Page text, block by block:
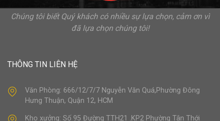
Chúng tôi biết Quý khách có nhiều sự lựa chọn, cảm ơn vì
đã lựa chọn chúng tôi!
THÔNG TIN LIÊN HỆ
Văn Phòng: 666/12/7/7 Nguyễn Văn Quá,Phường Đông
Hưng Thuận, Quận 12, HCM
Kho xưởng: Số 95 Đường TTH21 .KP2 Phường Tân Thới